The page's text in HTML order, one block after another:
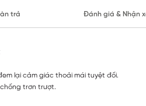
trả Đánh giá & Nhận
lại cảm giác thoải mái tuyệt đối.
trơn trượt.